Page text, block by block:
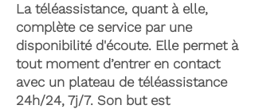
La téléassistance, quant à elle,
complète ce service par une
disponibilité d'écoute. Elle permet à
tout moment d’entrer en contact
avec un plateau de téléassistance
24h/24, 7j/7. Son but est